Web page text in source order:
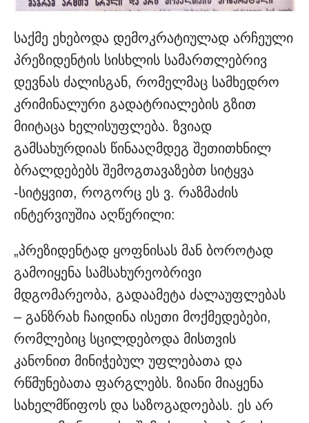
საქმე ეხებოდა დემოკრატიულად არჩეული
პრეზიდენტის სისხლის სამართლებრივ
დევნას ძალისგან, რომელმაც სამხედრო
კრიმინალური გადატრიალების გზით
მიიტაცა ხელისუფლება. ზვიად
გამსახურდიას წინააღმდეგ შეთითხნილ
ბრალდებებს შემოგთავაზებთ სიტყვა
-სიტყვით, როგორც ეს ვ. რაზმაძის
ინტერვიუშია აღწერილი:
„პრეზიდენტად ყოფნისას მან ბოროტად
გამოიყენა სამსახურეობრივი
მდგომარეობა, გადაამეტა ძალაუფლებას
– განზრახ ჩაიდინა ისეთი მოქმედებები,
რომლებიც სცილდებოდა მისთვის
კანონით მინიჭებულ უფლებათა და
რწმუნებათა ფარგლებს. ზიანი მიაყენა
სახელმწიფოს და საზოგადოებას. ეს არ